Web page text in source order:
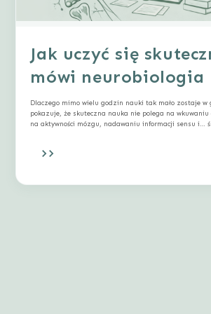
Jak uczyć się
mówi neurobiologia
Dlaczego mimo wielu godzin nauki tak mało zostaje w
pokazuje, że skuteczna nauka nie polega na
na aktywności mózgu, nadawaniu informacji sensu i…